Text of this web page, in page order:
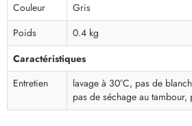
Couleur
Gris
Poids
0.4 kg
Caractéristiques
Entretien
lavage à 30°C, pas de
pas de séchage au tambour,